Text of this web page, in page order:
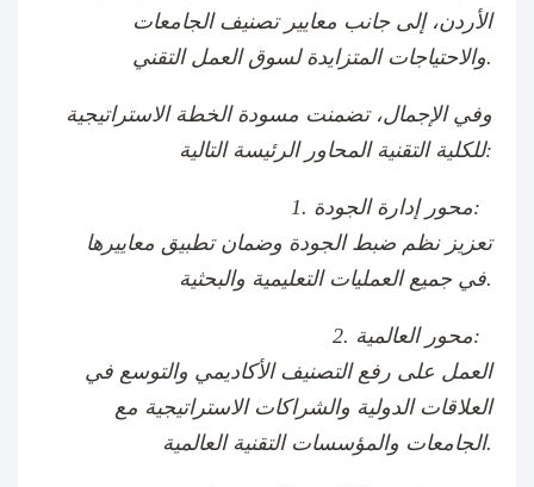
الأردن، إلى جانب معايير تصنيف الجامعات
والاحتياجات المتزايدة لسوق العمل التقني.
وفي الإجمال، تضمنت مسودة الخطة الاستراتيجية
للكلية التقنية المحاور الرئيسة التالية:
1. محور إدارة الجودة:
في جميع العمليات التعليمية والبحثية.
2. محور العالمية:
العلاقات الدولية والشراكات الاستراتيجية مع
الجامعات والمؤسسات التقنية العالمية.